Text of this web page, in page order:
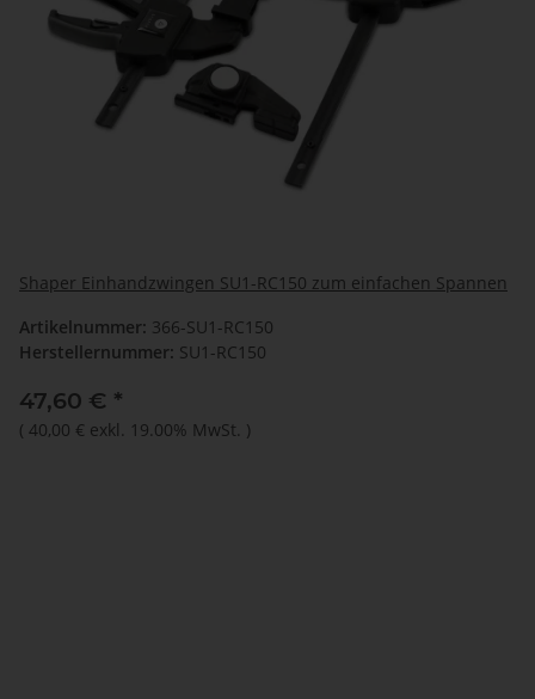
Shaper Einhandzwingen SU1-RC150 zum einfachen Spannen
Artikelnummer: 366-SU1-RC150
Herstellernummer: SU1-RC150
47,60 € *
( 40,00 € exkl. 19.00% MwSt. )